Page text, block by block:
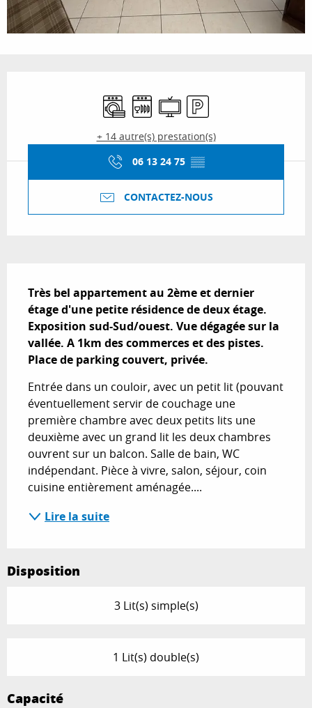
Lave lingeLave vaisselle
Télévision
Parking
+ 14 autre(s) prestation(s)
06 13 24 75 ▒▒
CONTACTEZ-NOUS
Très bel appartement au 2ème et dernier
étage d'une petite résidence de deux étage.
Exposition sud-Sud/ouest. Vue dégagée sur la
vallée. A 1km des commerces et des pistes.
Place de parking couvert, privée.
Entrée dans un couloir, avec un petit lit (pouvant
éventuellement servir de couchage une
première chambre avec deux petits lits une
deuxième avec un grand lit les deux chambres
ouvrent sur un balcon. Salle de bain, WC
indépendant. Pièce à vivre, salon, séjour, coin
cuisine entièrement aménagée....
Lire la suite
Disposition
3 Lit(s) simple(s)
1 Lit(s) double(s)
Capacité